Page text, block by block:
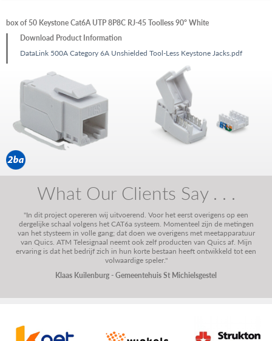
box of 50 Keystone Cat6A UTP 8P8C RJ-45 Toolless 90° White
Download Product Information
DataLink 500A Category 6A Unshielded Tool-Less Keystone Jacks.pdf
What Our Clients Say . . .
"In dit project opereren wij uitvoerend. Voor het eerst overigens op een
dergelijke schaal volgens het CAT6a systeem. Momenteel zijn de metingen
van het stysteem in volle gang; dat doen we overigens met meetapparatuur
van Quics. ATM Telesignaal neemt ook zelf producten van Quics af. Mijn
ervaring is dat het bedrijf zich in hun korte bestaan heeft ontwikkeld tot een
volwaardige speler."
Klaas Kuilenburg - Gemeentehuis St Michielsgestel